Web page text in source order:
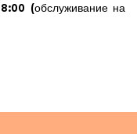
(обслуживание на